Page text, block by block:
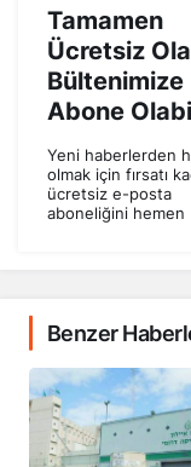
Tamamen
Ücretsiz
Bültenimize
Abone
Yeni haberlerden
olmak için fırsatı
ücretsiz e-posta
aboneliğini hemen
Benzer